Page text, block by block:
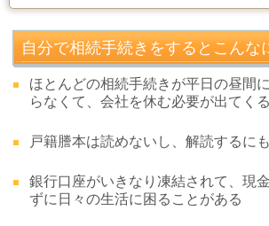
自分で相続手続きをするとこんな
ほとんどの相続手続きが平日の昼間
らなくて、会社を休む必要が出てくる
戸籍謄本は読めないし、解読するに
銀行口座がいきなり凍結されて、現
ずに日々の生活に困ることがある